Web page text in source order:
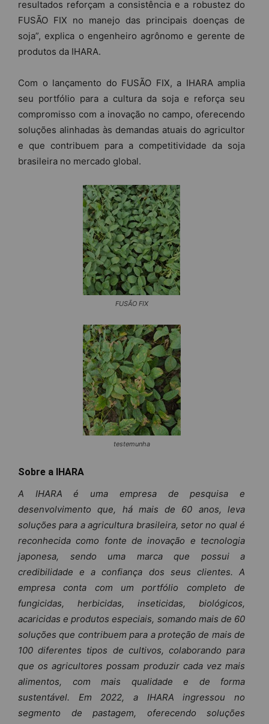
resultados reforçam a consistência e a robustez do
FUSÃO FIX no manejo das principais doenças de
soja”, explica o engenheiro agrônomo e gerente de
produtos da IHARA.
Com o lançamento do FUSÃO FIX, a IHARA amplia
seu portfólio para a cultura da soja e reforça seu
compromisso com a inovação no campo, oferecendo
soluções alinhadas às demandas atuais do agricultor
e que contribuem para a competitividade da soja
brasileira no mercado global.
FUSÃO FIX
testemunha
Sobre a IHARA
A IHARA é uma empresa de pesquisa e
desenvolvimento que, há mais de 60 anos, leva
soluções para a agricultura brasileira, setor no qual é
reconhecida como fonte de inovação e tecnologia
japonesa, sendo uma marca que possui a
credibilidade e a confiança dos seus clientes. A
empresa conta com um portfólio completo de
fungicidas, herbicidas, inseticidas, biológicos,
acaricidas e produtos especiais, somando mais de 60
soluções que contribuem para a proteção de mais de
100 diferentes tipos de cultivos, colaborando para
que os agricultores possam produzir cada vez mais
alimentos, com mais qualidade e de forma
sustentável. Em 2022, a IHARA ingressou no
segmento de pastagem, oferecendo soluções